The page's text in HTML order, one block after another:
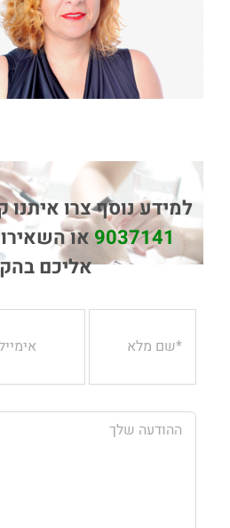
למידע נוסף צרו
9037141או השאירו
אליכם